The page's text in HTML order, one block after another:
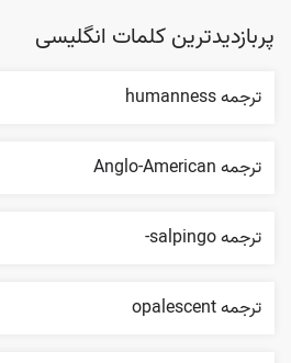
پربازدیدترین کلمات انگلیسی
ترجمه humanness
ترجمه Anglo-American
ترجمه salpingo-
ترجمه opalescent